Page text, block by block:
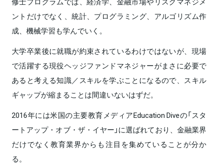
ントだけでなく、統計、プログラミング、アルゴリズム作
成、機械学習も学んでいく。
大学卒業後に就職が約束されているわけではないが、現場
で活躍する現役ヘッジファンドマネジャーがまさに必要で
あると考える知識／スキルを学ぶことになるので、スキル
ギャップが縮まることは間違いないはずだ。
2016年には米国の主要教育メディアEducation Diveの「スタ
ートアップ・オブ・ザ・イヤー」に選ばれており、金融業界
だけでなく教育業界からも注目を集めていることが分か
る。